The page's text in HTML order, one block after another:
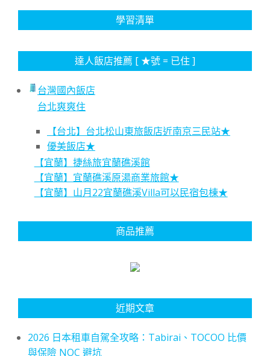
學習清單
達人飯店推薦 [ ★號 = 已住 ]
台灣國內飯店
台北爽爽住
【台北】台北松山東旅飯店近南京三民站★
優美飯店★
【宜蘭】捷絲旅宜蘭礁溪館
【宜蘭】宜蘭礁溪原湯商業旅館★
【宜蘭】山月22宜蘭礁溪Villa可以民宿包棟★
商品推薦
近期文章
2026 日本租車自駕全攻略：Tabirai、TOCOO 比價
與保險 NOC 避坑